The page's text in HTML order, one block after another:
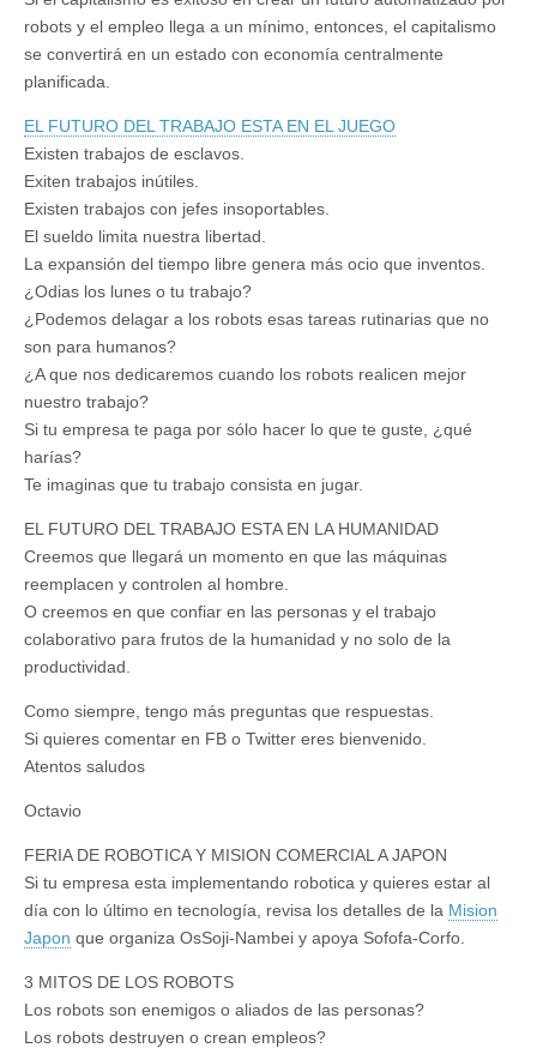
robots y el empleo llega a un mínimo, entonces, el capitalismo
se convertirá en un estado con economía centralmente
planificada.
EL FUTURO DEL TRABAJO ESTA EN EL JUEGO
Existen trabajos de esclavos.
Exiten trabajos inútiles.
Existen trabajos con jefes insoportables.
El sueldo limita nuestra libertad.
La expansión del tiempo libre genera más ocio que inventos.
¿Odias los lunes o tu trabajo?
¿Podemos delagar a los robots esas tareas rutinarias que no
son para humanos?
¿A que nos dedicaremos cuando los robots realicen mejor
nuestro trabajo?
Si tu empresa te paga por sólo hacer lo que te guste, ¿qué
harías?
Te imaginas que tu trabajo consista en jugar.
EL FUTURO DEL TRABAJO ESTA EN LA HUMANIDAD
Creemos que llegará un momento en que las máquinas
reemplacen y controlen al hombre.
O creemos en que confiar en las personas y el trabajo
colaborativo para frutos de la humanidad y no solo de la
productividad.
Como siempre, tengo más preguntas que respuestas.
Si quieres comentar en FB o Twitter eres bienvenido.
Atentos saludos
Octavio
FERIA DE ROBOTICA Y MISION COMERCIAL A JAPON
Si tu empresa esta implementando robotica y quieres estar al
día con lo último en tecnología, revisa los detalles de la Mision
Japon que organiza OsSoji-Nambei y apoya Sofofa-Corfo.
3 MITOS DE LOS ROBOTS
Los robots son enemigos o aliados de las personas?
Los robots destruyen o crean empleos?